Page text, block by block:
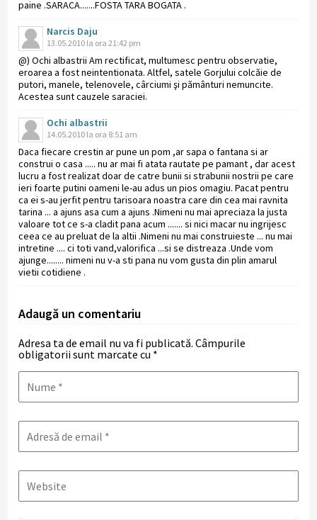
paine .SARACA.......FOSTA TARA BOGATA .
Narcis Daju
13.05.2010 la ora 21:42 pm
@) Ochi albastrii Am rectificat, multumesc pentru observatie,
eroarea a fost neintentionata. Altfel, satele Gorjului colcăie de
putori, manele, telenovele, cârciumi şi pământuri nemuncite.
Acestea sunt cauzele saraciei.
Ochi albastrii
14.05.2010 la ora 8:51 am
Daca fiecare crestin ar pune un pom ,ar sapa o fantana si ar
construi o casa ..... nu ar mai fi atata rautate pe pamant , dar acest
lucru a fost realizat doar de catre bunii si strabunii nostrii pe care
ieri foarte putini oameni le-au adus un pios omagiu. Pacat pentru
ca ei s-au jerfit pentru tarisoara noastra care din cea mai ravnita
tarina ... a ajuns asa cum a ajuns .Nimeni nu mai apreciaza la justa
valoare tot ce s-a cladit pana acum ....... si nici macar nu ingrijesc
ceea ce au preluat de la altii .Nimeni nu mai construieste ... nu mai
intretine .... ci toti vand,valorifica ...si se distreaza .Unde vom
ajunge........ nimeni nu v-a sti pana nu vom gusta din plin amarul
vietii cotidiene .
Adaugă un comentariu
Adresa ta de email nu va fi publicată. Câmpurile
obligatorii sunt marcate cu *